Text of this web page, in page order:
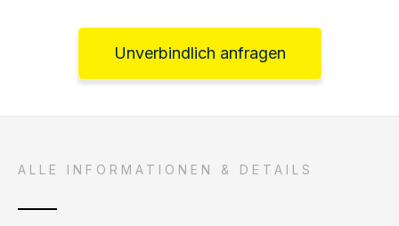
Unverbindlich anfragen
ALLE INFORMATIONEN & DETAILS